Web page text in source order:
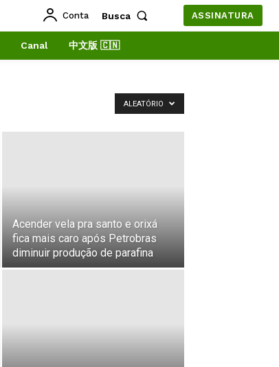
Conta Busca ASSINATURA
Canal 中文版 🇨🇳
ALEATÓRIO
Acender vela pra santo e orixá
fica mais caro após Petrobras
diminuir produção de parafina